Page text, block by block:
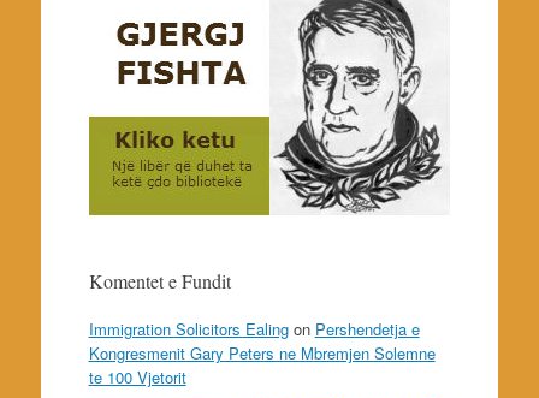
Komentet e Fundit
Immigration Solicitors Ealingon Pershendetja e
Kongresmenit Gary Peters ne Mbremjen Solemne
te 100 Vjetorit